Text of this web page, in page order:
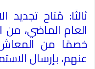
ثالثًا: مُتاح تجديد
العام الماضي، من
خصمًا من المعاش
عنهم، بإرسال